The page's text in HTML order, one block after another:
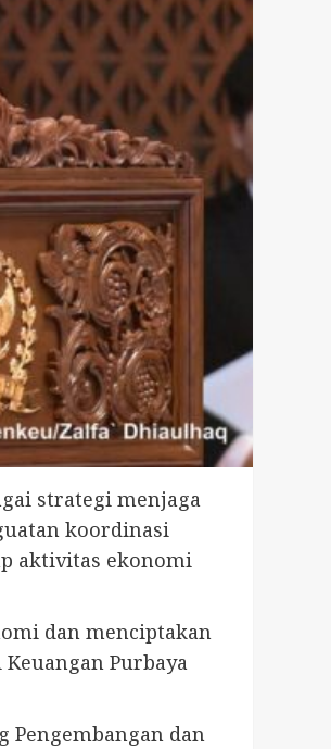
strategi menjaga
koordinasi
aktivitas ekonomi
dan menciptakan
Purbaya
Pengembangan dan